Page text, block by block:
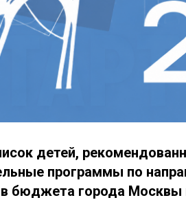
детей,
программы по
бюджета города Москвы